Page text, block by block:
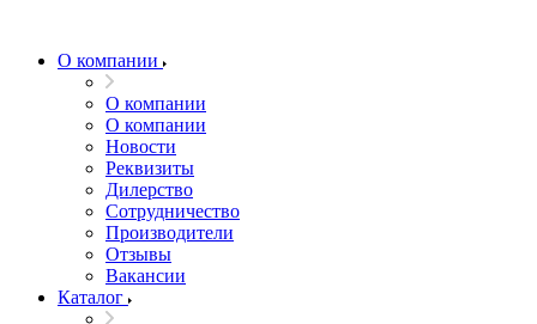
О компании
О компании
О компании
Новости
Реквизиты
Дилерство
Сотрудничество
Производители
Отзывы
Вакансии
Каталог